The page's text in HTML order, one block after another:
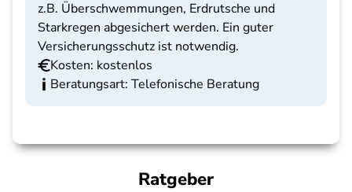
z.B. Überschwemmungen, Erdrutsche und
Starkregen abgesichert werden. Ein guter
Versicherungsschutz ist notwendig.
Kosten: kostenlos
Beratungsart: Telefonische Beratung
Ratgeber